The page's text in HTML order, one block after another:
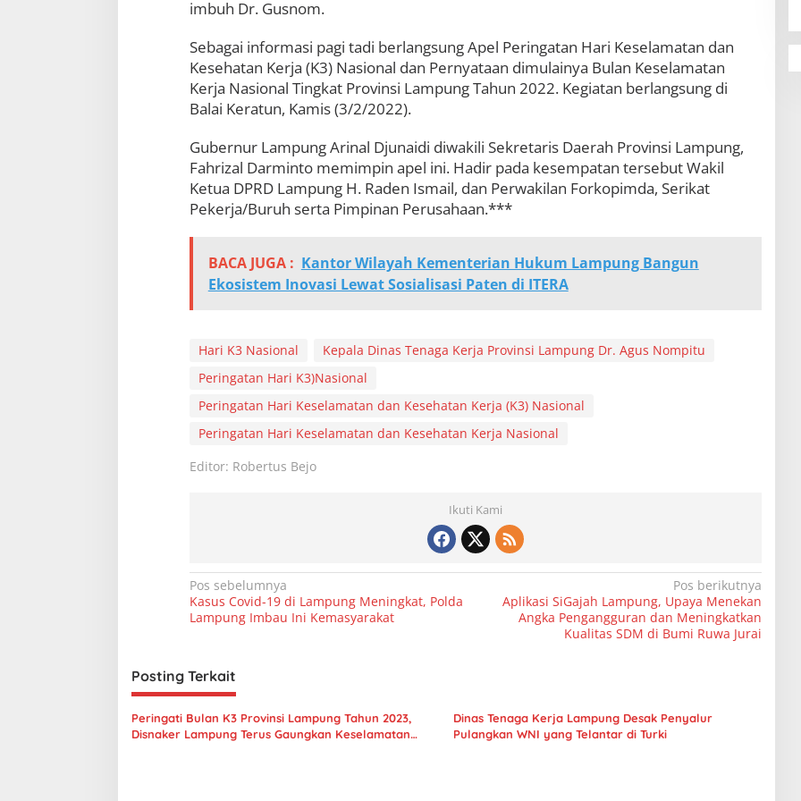
imbuh Dr. Gusnom.
Sebagai informasi pagi tadi berlangsung Apel Peringatan Hari Keselamatan dan
Kesehatan Kerja (K3) Nasional dan Pernyataan dimulainya Bulan Keselamatan
Kerja Nasional Tingkat Provinsi Lampung Tahun 2022. Kegiatan berlangsung di
Balai Keratun, Kamis (3/2/2022).
Gubernur Lampung Arinal Djunaidi diwakili Sekretaris Daerah Provinsi Lampung,
Fahrizal Darminto memimpin apel ini. Hadir pada kesempatan tersebut Wakil
Ketua DPRD Lampung H. Raden Ismail, dan Perwakilan Forkopimda, Serikat
Pekerja/Buruh serta Pimpinan Perusahaan.***
BACA JUGA : Kantor Wilayah Kementerian Hukum Lampung Bangun
Ekosistem Inovasi Lewat Sosialisasi Paten di ITERA
Hari K3 Nasional
Kepala Dinas Tenaga Kerja Provinsi Lampung Dr. Agus Nompitu
Peringatan Hari K3)Nasional
Peringatan Hari Keselamatan dan Kesehatan Kerja (K3) Nasional
Peringatan Hari Keselamatan dan Kesehatan Kerja Nasional
Editor: Robertus Bejo
Ikuti Kami
N
a
i
g
a
s
Pos sebelumnya
Kasus Covid-19 di Lampung Meningkat, Polda
Lampung Imbau Ini Kemasyarakat
Pos berikutnya
Aplikasi SiGajah Lampung, Upaya Menekan
Angka Pengangguran dan Meningkatkan
Kualitas SDM di Bumi Ruwa Jurai
Posting Terkait
Peringati Bulan K3 Provinsi Lampung Tahun 2023,
Disnaker Lampung Terus Gaungkan Keselamatan
Dinas Tenaga Kerja Lampung Desak Penyalur
Pulangkan WNI yang Telantar di Turki